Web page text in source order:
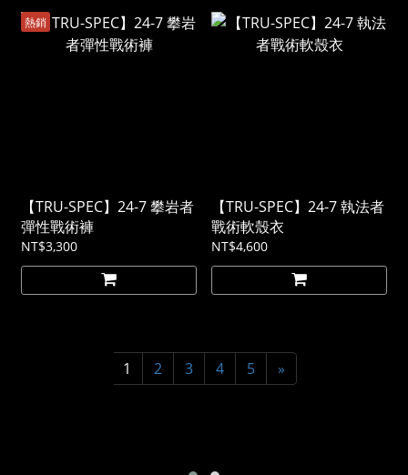
熱銷
【TRU-SPEC】24-7 攀岩者
彈性戰術褲
NT$3,300
【TRU-SPEC】24-7 執法者
戰術軟殼衣
NT$4,600
1 2 3 4 5 »